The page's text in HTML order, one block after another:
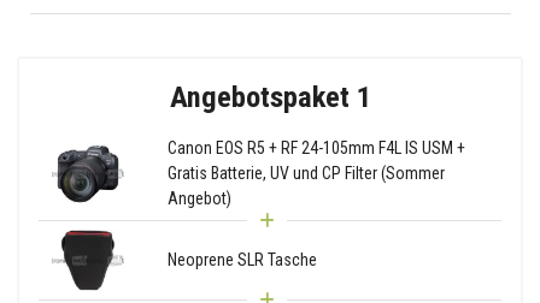
Angebotspaket 1
Canon EOS R5 + RF 24-105mm F4L IS USM +
Gratis Batterie, UV und CP Filter (Sommer
Angebot)
Neoprene SLR Tasche